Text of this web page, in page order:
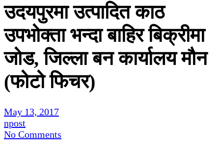
उदयपुरमा उत्पादित काठ
उपभोक्ता भन्दा बाहिर बिक्रीमा
जोड, जिल्ला बन कार्यालय मौन
(फोटो फिचर)
May 13, 2017
npost
No Comments